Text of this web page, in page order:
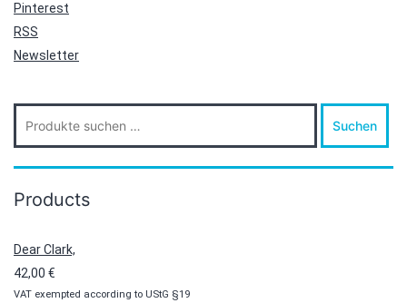
Pinterest
RSS
Newsletter
Suche
nach:
Suchen
Products
Dear Clark,
42,00 €
VAT exempted according to UStG §19